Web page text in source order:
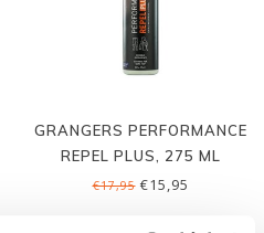
GRANGERS PERFORMANCE
REPEL PLUS, 275 ML
€17,95€15,95